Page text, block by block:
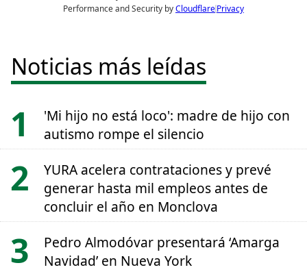
Noticias más leídas
'Mi hijo no está loco': madre de hijo con
autismo rompe el silencio
YURA acelera contrataciones y prevé
generar hasta mil empleos antes de
concluir el año en Monclova
Pedro Almodóvar presentará ‘Amarga
Navidad’ en Nueva York